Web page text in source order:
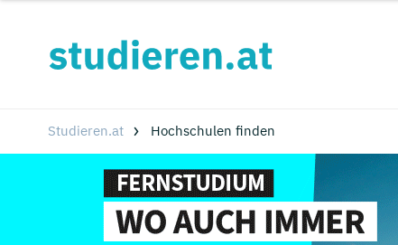
Studieren.at Hochschulen finden